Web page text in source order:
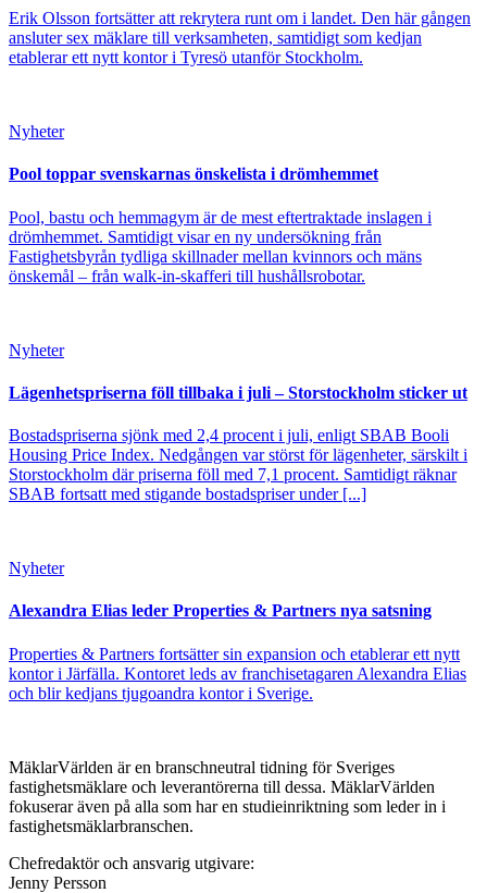
Erik Olsson fortsätter att rekrytera runt om i landet. Den här gången
ansluter sex mäklare till verksamheten, samtidigt som kedjan
etablerar ett nytt kontor i Tyresö utanför Stockholm.
Nyheter
Pool toppar svenskarnas önskelista i drömhemmet
Pool, bastu och hemmagym är de mest eftertraktade inslagen i
drömhemmet. Samtidigt visar en ny undersökning från
Fastighetsbyrån tydliga skillnader mellan kvinnors och mäns
önskemål – från walk-in-skafferi till hushållsrobotar.
Nyheter
Lägenhetspriserna föll tillbaka i juli – Storstockholm sticker ut
Bostadspriserna sjönk med 2,4 procent i juli, enligt SBAB Booli
Housing Price Index. Nedgången var störst för lägenheter, särskilt i
Storstockholm där priserna föll med 7,1 procent. Samtidigt räknar
SBAB fortsatt med stigande bostadspriser under [...]
Nyheter
Alexandra Elias leder Properties & Partners nya satsning
Properties & Partners fortsätter sin expansion och etablerar ett nytt
kontor i Järfälla. Kontoret leds av franchisetagaren Alexandra Elias
och blir kedjans tjugoandra kontor i Sverige.
MäklarVärlden är en branschneutral tidning för Sveriges
fastighetsmäklare och leverantörerna till dessa. MäklarVärlden
fokuserar även på alla som har en studieinriktning som leder in i
fastighetsmäklarbranschen.
Chefredaktör och ansvarig utgivare:
Jenny Persson